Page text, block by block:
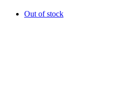
Out of stock